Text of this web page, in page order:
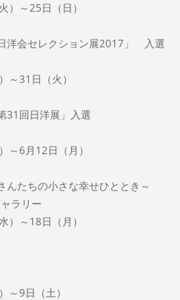
～25日（日）
洋会セレクション展2017」 入選
～31日（火）
31回日洋展」入選
～6月12日（月）
たちの小さな幸せひととき～
ラリー
～18日（月）
～9日（土）